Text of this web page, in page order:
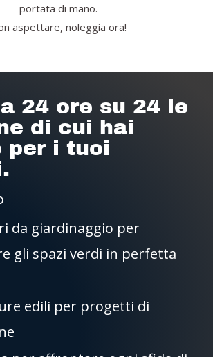
portata di mano.
aspettare, noleggia ora!
24 ore su 24 le
di cui hai
per i tuoi
da giardinaggio per
gli spazi verdi in perfetta
edili per progetti di